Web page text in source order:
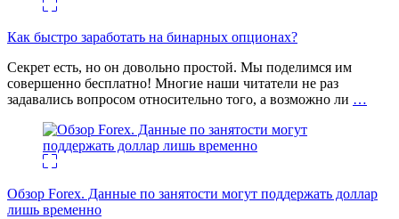
Как быстро заработать на бинарных опционах?
Секрет есть, но он довольно простой. Мы поделимся им
совершенно бесплатно! Многие наши читатели не раз
задавались вопросом относительно того, а возможно ли …
Обзор Forex. Данные по занятости могут поддержать доллар
лишь временно